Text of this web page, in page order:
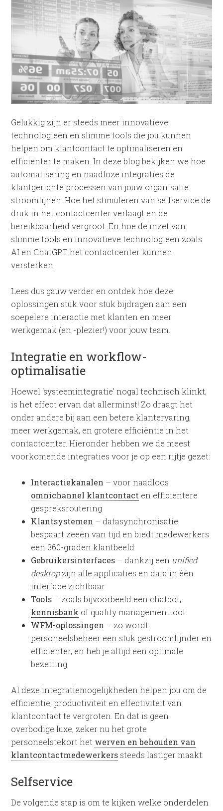
Gelukkig zijn er steeds meer innovatieve
technologieën en slimme tools die jou kunnen
helpen om klantcontact te optimaliseren en
efficiënter te maken. In deze blog bekijken we hoe
automatisering en naadloze integraties de
klantgerichte processen van jouw organisatie
stroomlijnen. Hoe het stimuleren van selfservice de
druk in het contactcenter verlaagt en de
bereikbaarheid vergroot. En hoe de inzet van
slimme tools en innovatieve technologieën zoals
AI en ChatGPT het contactcenter kunnen
versterken.
Lees dus gauw verder en ontdek hoe deze
oplossingen stuk voor stuk bijdragen aan een
soepelere interactie met klanten en meer
werkgemak (en -plezier!) voor jouw team.
Integratie en workflow-
optimalisatie
Hoewel ‘systeemintegratie’ nogal technisch klinkt,
is het effect ervan dat allerminst! Zo draagt het
onder andere bij aan een betere klantervaring,
meer werkgemak, en grotere efficiëntie in het
contactcenter. Hieronder hebben we de meest
voorkomende integraties voor je op een rijtje gezet:
Interactiekanalen – voor naadloos
omnichannel klantcontact en efficiëntere
gespreksroutering
Klantsystemen – datasynchronisatie
bespaart zeeën van tijd en biedt medewerkers
een 360-graden klantbeeld
Gebruikersinterfaces – dankzij een unified
desktopzijn alle applicaties en data in één
interface zichtbaar
Tools – zoals bijvoorbeeld een chatbot,
kennisbank of quality managementtool
WFM-oplossingen – zo wordt
personeelsbeheer een stuk gestroomlijnder en
efficiënter, en heb je altijd een optimale
bezetting
Al deze integratiemogelijkheden helpen jou om de
efficiëntie, productiviteit en effectiviteit van
klantcontact te vergroten. En dat is geen
overbodige luxe, zeker nu het grote
personeelstekort het werven en behouden van
klantcontactmedewerkers steeds lastiger maakt.
Selfservice
De volgende stap is om te kijken welke onderdelen